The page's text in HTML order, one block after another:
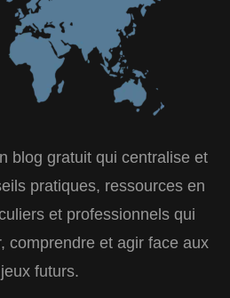
blog gratuit qui centralise et
pratiques, ressources en
et professionnels qui
comprendre et agir face aux
futurs.